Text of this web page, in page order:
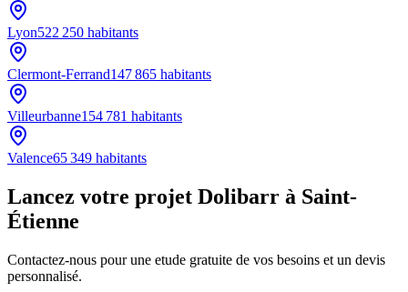
Lyon522 250 habitants
Clermont-Ferrand147 865 habitants
Villeurbanne154 781 habitants
Valence65 349 habitants
Lancez votre projet Dolibarr à Saint-
Étienne
Contactez-nous pour une etude gratuite de vos besoins et un devis
personnalisé.